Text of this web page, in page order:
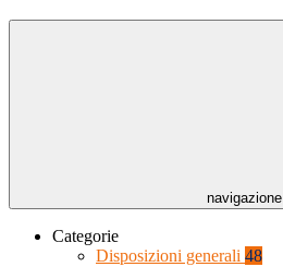
navigazione
Categorie
Disposizioni generali 48